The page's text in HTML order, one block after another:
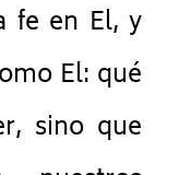
fe en El, y
El: qué
sino que